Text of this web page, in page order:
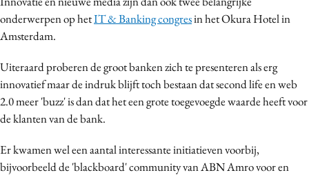
Data & Insights
Design
Digital transformation
Diversiteit
Effectiviteit
Gedragsverandering
Influencer marketing
Interne communicatie
Martech
onderwerpen op hetIT & Banking congresin het Okura Hotel in
Amsterdam.
Uiteraard proberen de groot banken zich te presenteren als erg
innovatief maar de indruk blijft toch bestaan dat second life en web
2.0 meer 'buzz' is dan dat het een grote toegevoegde waarde heeft voor
de klanten van de bank.
Er kwamen wel een aantal interessante initiatieven voorbij,
bijvoorbeeld de 'blackboard' community van ABN Amro voor en